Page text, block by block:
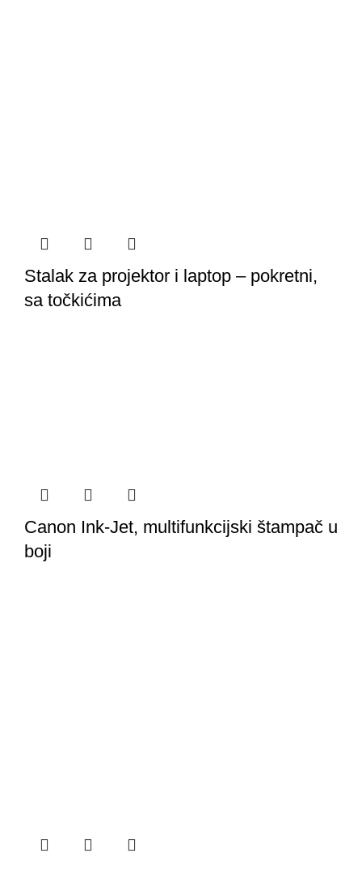
Stalak za projektor i laptop – pokretni,
sa točkićima
Canon Ink-Jet, multifunkcijski štampač u
boji